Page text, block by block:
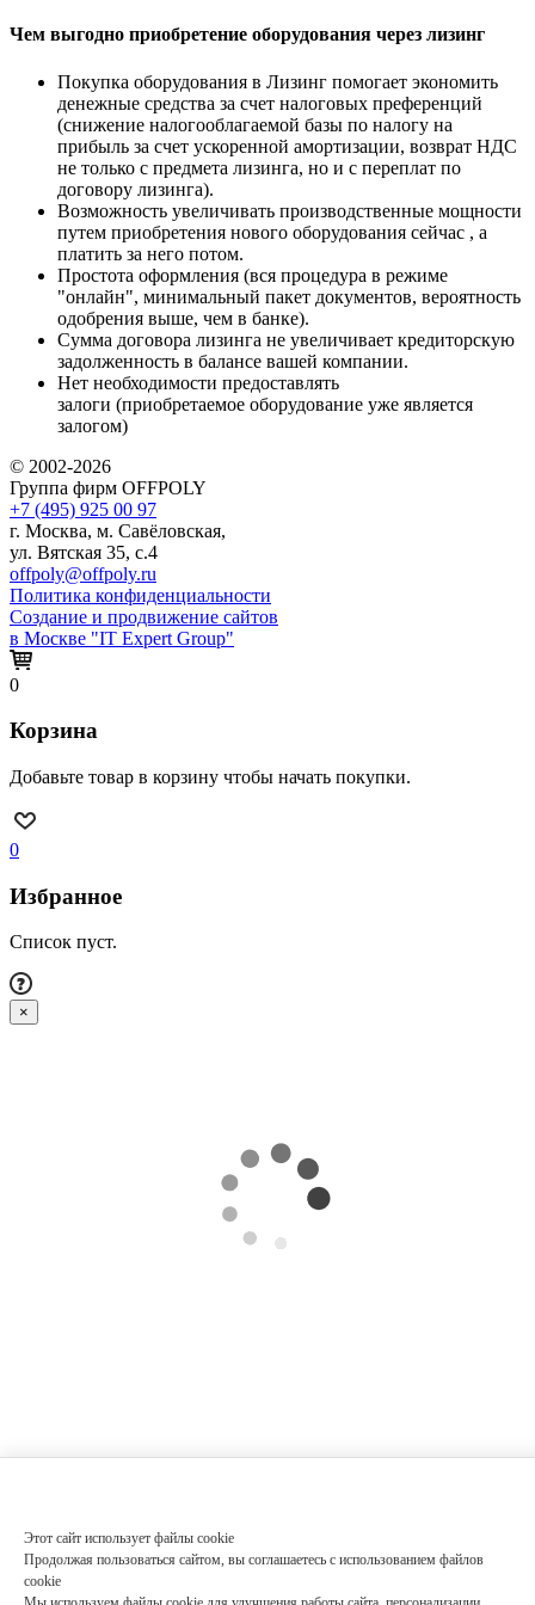
Чем выгодно приобретение оборудования через лизинг
Покупка оборудования в Лизинг помогает экономить
денежные средства за счет налоговых преференций
(снижение налогооблагаемой базы по налогу на
прибыль за счет ускоренной амортизации, возврат НДС
не только с предмета лизинга, но и с переплат по
договору лизинга).
Возможность увеличивать производственные мощности
путем приобретения нового оборудования сейчас , а
платить за него потом.
Простота оформления (вся процедура в режиме
"онлайн", минимальный пакет документов, вероятность
одобрения выше, чем в банке).
Сумма договора лизинга не увеличивает кредиторскую
задолженность в балансе вашей компании.
Нет необходимости предоставлять
залоги (приобретаемое оборудование уже является
залогом)
© 2002-2026
Группа фирм OFFPOLY
+7 (495) 925 00 97
г. Москва, м. Савёловская,
ул. Вятская 35, с.4
offpoly@offpoly.ru
Политика конфиденциальности
Создание и продвижение сайтов
в Москве "IT Expert Group"
Этот сайт использует файлы cookie
Продолжая пользоваться сайтом, вы соглашаетесь с использованием файлов
cookie
0
Корзина
Добавьте товар в корзину чтобы начать покупки.
0
Избранное
Список пуст.
×